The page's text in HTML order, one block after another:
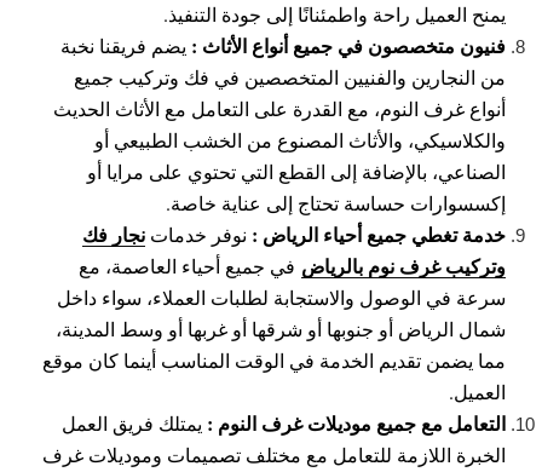
يمنح العميل راحة واطمئنانًا إلى جودة التنفيذ.
فنيون متخصصون في جميع أنواع الأثاث : يضم فريقنا نخبة
من النجارين والفنيين المتخصصين في فك وتركيب جميع
أنواع غرف النوم، مع القدرة على التعامل مع الأثاث الحديث
والكلاسيكي، والأثاث المصنوع من الخشب الطبيعي أو
الصناعي، بالإضافة إلى القطع التي تحتوي على مرايا أو
إكسسوارات حساسة تحتاج إلى عناية خاصة.
خدمة تغطي جميع أحياء الرياض : نوفر خدمات نجار فك
وتركيب غرف نوم بالرياض في جميع أحياء العاصمة، مع
سرعة في الوصول والاستجابة لطلبات العملاء، سواء داخل
شمال الرياض أو جنوبها أو شرقها أو غربها أو وسط المدينة،
مما يضمن تقديم الخدمة في الوقت المناسب أينما كان موقع
العميل.
التعامل مع جميع موديلات غرف النوم : يمتلك فريق العمل
الخبرة اللازمة للتعامل مع مختلف تصميمات وموديلات غرف